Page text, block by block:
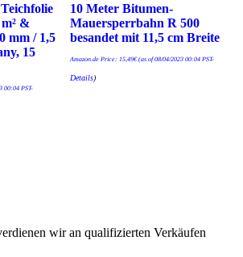
&
mm / 1,5
15
00:04 PST-
10 Meter Bitumen-
Mauersperrbahn R 500
besandet mit 11,5 cm Breite
Amazon.de Price: 15,49€(as of 08/04/2023 00:04 PST-
Details)
wir an qualifizierten Verkäufen